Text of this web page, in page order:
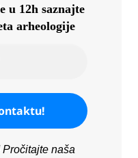
u 12h saznajte
arheologije
naša